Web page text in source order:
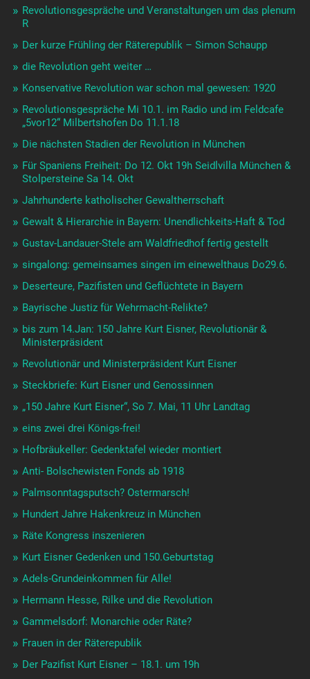
Revolutionsgespräche und Veranstaltungen um das plenum
R
Der kurze Frühling der Räterepublik – Simon Schaupp
die Revolution geht weiter …
Konservative Revolution war schon mal gewesen: 1920
Revolutionsgespräche Mi 10.1. im Radio und im Feldcafe
„5vor12“ Milbertshofen Do 11.1.18
Die nächsten Stadien der Revolution in München
Für Spaniens Freiheit: Do 12. Okt 19h Seidlvilla München &
Stolpersteine Sa 14. Okt
Jahrhunderte katholischer Gewaltherrschaft
Gewalt & Hierarchie in Bayern: Unendlichkeits-Haft & Tod
Gustav-Landauer-Stele am Waldfriedhof fertig gestellt
singalong: gemeinsames singen im einewelthaus Do29.6.
Deserteure, Pazifisten und Geflüchtete in Bayern
Bayrische Justiz für Wehrmacht-Relikte?
bis zum 14.Jan: 150 Jahre Kurt Eisner, Revolutionär &
Ministerpräsident
Revolutionär und Ministerpräsident Kurt Eisner
Steckbriefe: Kurt Eisner und Genossinnen
„150 Jahre Kurt Eisner“, So 7. Mai, 11 Uhr Landtag
eins zwei drei Königs-frei!
Hofbräukeller: Gedenktafel wieder montiert
Anti- Bolschewisten Fonds ab 1918
Palmsonntagsputsch? Ostermarsch!
Hundert Jahre Hakenkreuz in München
Räte Kongress inszenieren
Kurt Eisner Gedenken und 150.Geburtstag
Adels-Grundeinkommen für Alle!
Hermann Hesse, Rilke und die Revolution
Gammelsdorf: Monarchie oder Räte?
Frauen in der Räterepublik
Der Pazifist Kurt Eisner – 18.1. um 19h